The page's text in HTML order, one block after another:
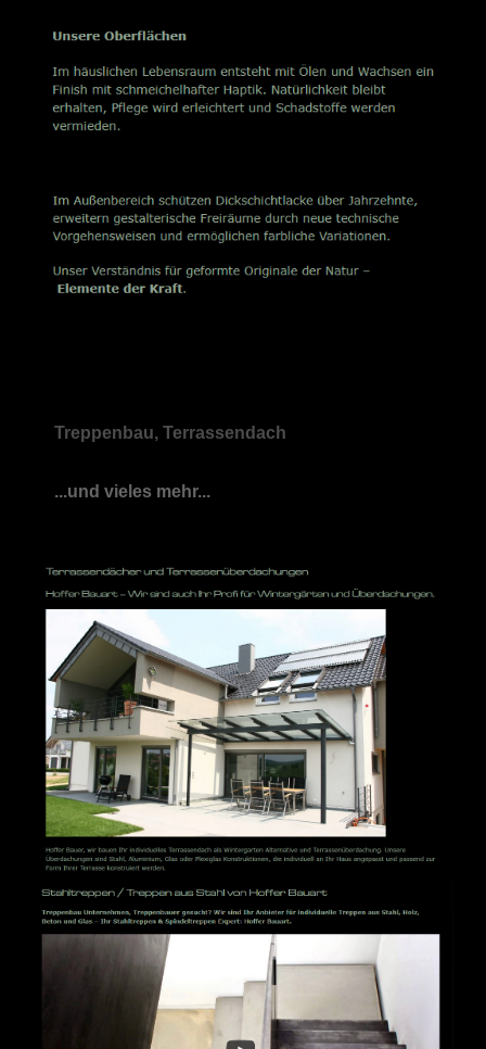
Treppenbau, Terrassendach
...und vieles mehr...